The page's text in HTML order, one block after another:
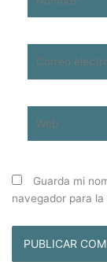
electrónico*
Guarda mi
navegador para